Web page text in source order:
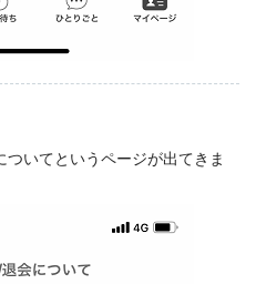
いてというページが出てきま